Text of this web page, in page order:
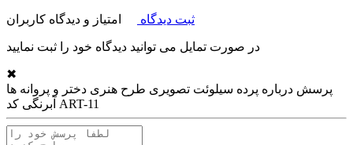
ثبت دیدگاه امتیاز و دیدگاه کاربران
در صورت تمایل می توانید دیدگاه خود را ثبت نمایید
✖
پرسش درباره پرده سیلوئت تصویری طرح هنری دختر و پروانه ها
آبرنگی کد ART-11